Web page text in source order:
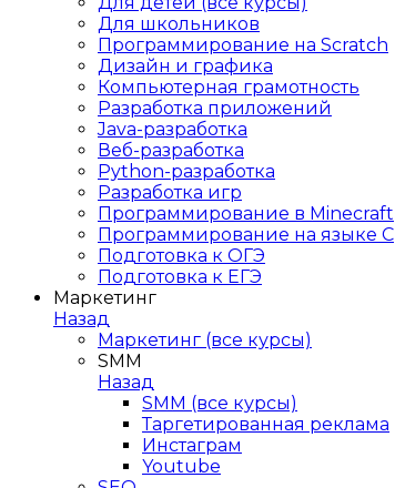
Для школьников
Программирование на Scratch
Дизайн и графика
Компьютерная грамотность
Разработка приложений
Java-разработка
Веб-разработка
Python-разработка
Разработка игр
Программирование в Minecraft
Программирование на языке C
Подготовка к ОГЭ
Подготовка к ЕГЭ
Маркетинг
Назад
Маркетинг (все курсы)
SMM
Назад
SMM (все курсы)
Таргетированная реклама
Инстаграм
Youtube